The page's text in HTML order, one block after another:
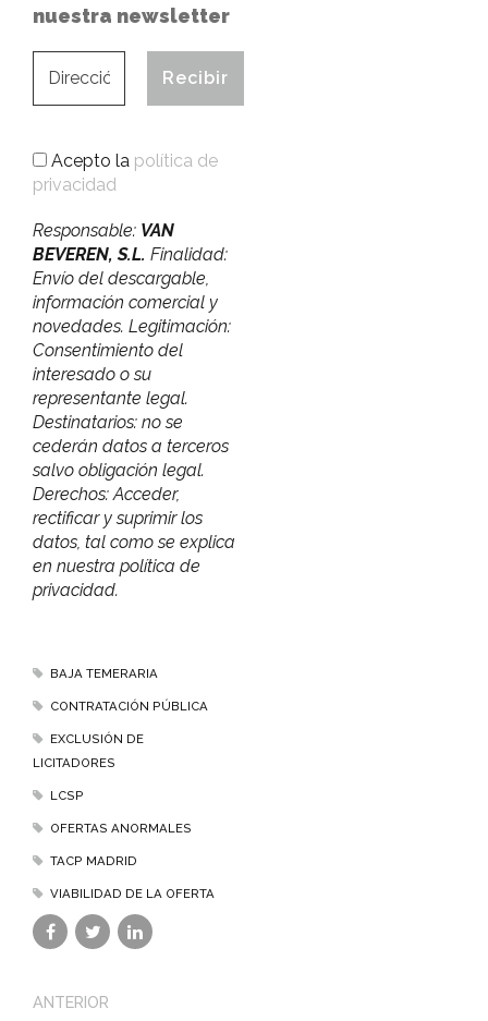
nuestra newsletter
Acepto la política de
privacidad
Responsable: VAN
BEVEREN, S.L. Finalidad:
Envío del descargable,
información comercial y
novedades. Legitimación:
Consentimiento del
interesado o su
representante legal.
Destinatarios: no se
cederán datos a terceros
salvo obligación legal.
Derechos: Acceder,
rectificar y suprimir los
datos, tal como se explica
en nuestra política de
privacidad.
BAJA TEMERARIA
CONTRATACIÓN PÚBLICA
EXCLUSIÓN DE
LICITADORES
LCSP
OFERTAS ANORMALES
TACP MADRID
VIABILIDAD DE LA OFERTA
ANTERIOR